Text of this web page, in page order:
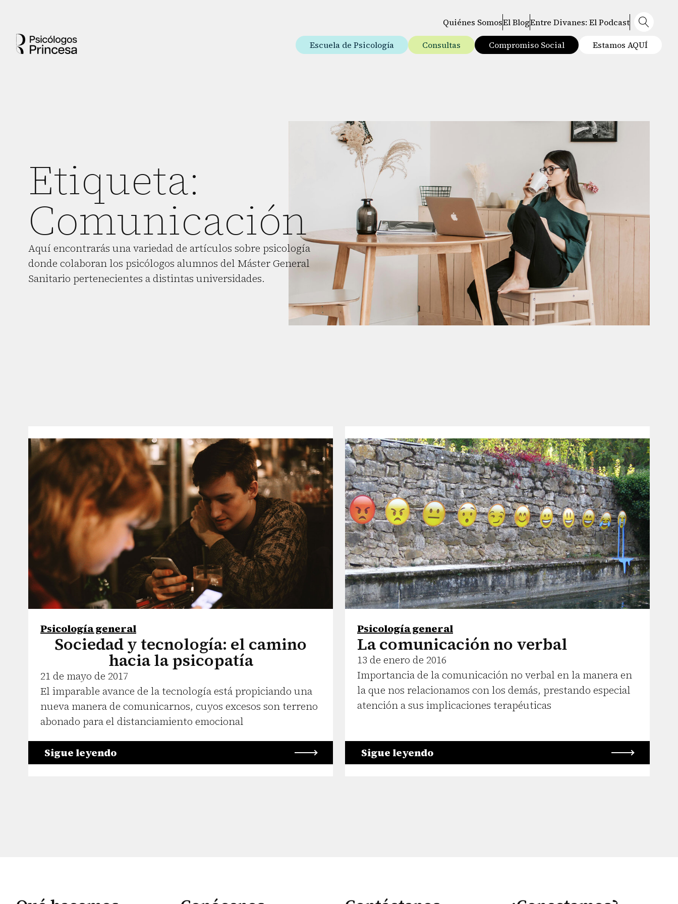
Quiénes SomosEl BlogEntre Divanes: El Podcast
Escuela de Psicología Consultas Compromiso Social Estamos AQUÍ
Etiqueta:
Comunicación
Aquí encontrarás una variedad de artículos sobre psicología
donde colaboran los psicólogos alumnos del Máster General
Sanitario pertenecientes a distintas universidades.
Psicología general
Sociedad y tecnología: el camino
hacia la psicopatía
21 de mayo de 2017
El imparable avance de la tecnología está propiciando una
nueva manera de comunicarnos, cuyos excesos son terreno
abonado para el distanciamiento emocional
Sigue leyendo
Psicología general
La comunicación no verbal
13 de enero de 2016
Importancia de la comunicación no verbal en la manera en
la que nos relacionamos con los demás, prestando especial
atención a sus implicaciones terapéuticas
Sigue leyendo